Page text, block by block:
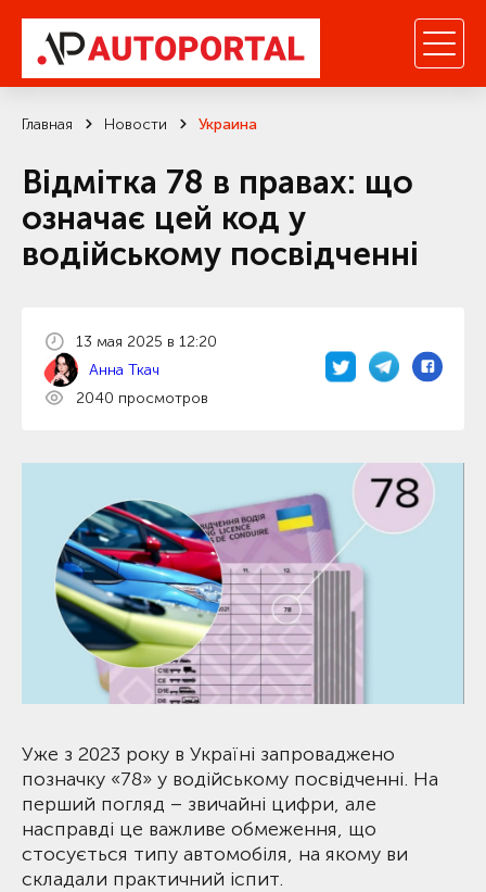
Главная Новости Украина
Відмітка 78 в правах: що
означає цей код у
водійському посвідченні
13 мая 2025 в 12:20
Анна Ткач
2040 просмотров
Уже з 2023 року в Україні запроваджено
позначку «78» у водійському посвідченні. На
перший погляд – звичайні цифри, але
насправді це важливе обмеження, що
стосується типу автомобіля, на якому ви
складали практичний іспит.